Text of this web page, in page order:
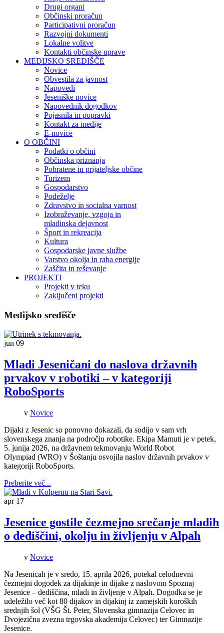
Drugi organi
Občinski proračun
Participativni proračun
Razvojni dokumenti
Lokalne volitve
Kontakti občinske uprave
MEDIJSKO SREDIŠČE
Novice
Obvestila za javnost
Napovedi
Jeseniške novice
Napovednik dogodkov
Pojasnila in popravki
Kontakt za medije
E-novice
O OBČINI
Podatki o občini
Občinska priznanja
Pobratene in prijateljske občine
Turizem
Gospodarstvo
Podeželje
Zdravstvo in socialna varnost
Izobraževanje, vzgoja in
mladinska dejavnost
Šport in rekreacija
Kultura
Gospodarske javne službe
Varstvo okolja in raba energije
Zaščita in reševanje
PROJEKTI
Projekti v teku
Zaključeni projekti
Medijsko središče
jun 09
Mladi Jeseničani do naslova državnih
prvakov v robotiki – v kategoriji
RoboSports
v Novice
Dijaki z Jesenic so ponovno dokazali, da sodijo v sam vrh
slovenskega znanja na področju robotike. Ekipa Mamuti je v petek,
5. junija 2026, na državnem tekmovanju World Robot
Olympiad (WRO) v Šoštanju osvojila naslov državnih prvakov v
kategoriji RoboSports.
Preberite več...
apr 17
Jesenice gostile čezmejno srečanje mladih
o dediščini, okolju in življenju v Alpah
v Novice
Na Jesenicah je v sredo, 15. aprila 2026, potekal celodnevni
čezmejni dogodek za dijakinje in dijake z naslovom Spoznaj
Jesenice – dediščina, mladi in življenje v Alpah. Dogodka se je
udeležilo več kot 80 dijakov in dijakinj iz zamejskih koroških
srednjih šol (VŠG Št. Peter, Slovenska gimnazija Celovec in
Dvojezična zvezna trgovska akademija Celovec) ter Gimnazije
Jesenice.